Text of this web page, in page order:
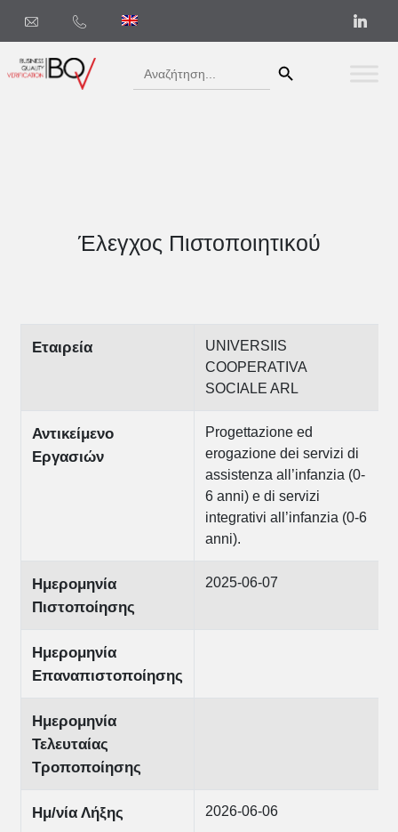
Search
for:
Έλεγχος Πιστοποιητικού
Εταιρεία
UNIVERSIIS
COOPERATIVA
SOCIALE ARL
Αντικείμενο
Εργασιών
Progettazione ed
erogazione dei servizi di
assistenza all’infanzia (0-
6 anni) e di servizi
integrativi all’infanzia (0-6
anni).
Ημερομηνία
Πιστοποίησης
2025-06-07
Ημερομηνία
Επαναπιστοποίησης
Ημερομηνία
Τελευταίας
Τροποποίησης
Ημ/νία Λήξης 2026-06-06